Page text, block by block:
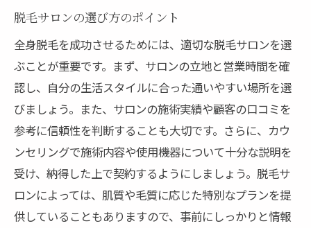
満足のいく脱毛結果を得るためのステップ
施術後の適切なケア方法
施術効果を最大化するための方法
トラブルを避けるための対策
サロンとのコミュニケーションの重要性
長期間にわたる計画の立て方
理想の肌を目指すための全身脱毛のヒント
理想の肌を実現するためのプラン
脱毛サロンの選び方のポイント
全身脱毛を成功させるためには、適切な脱毛サロンを選
ぶことが重要です。まず、サロンの立地と営業時間を確
認し、自分の生活スタイルに合った通いやすい場所を選
びましょう。また、サロンの施術実績や顧客の口コミを
参考に信頼性を判断することも大切です。さらに、カウ
ンセリングで施術内容や使用機器について十分な説明を
受け、納得した上で契約するようにしましょう。脱毛サ
ロンによっては、肌質や毛質に応じた特別なプランを提
供していることもありますので、事前にしっかりと情報